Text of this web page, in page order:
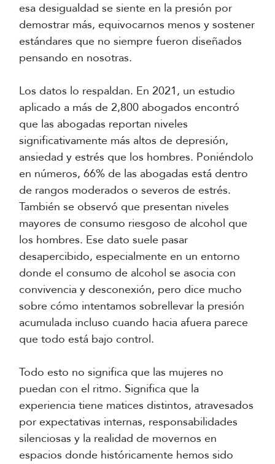
esa desigualdad se siente en la presión por
demostrar más, equivocarnos menos y sostener
estándares que no siempre fueron diseñados
pensando en nosotras.
Los datos lo respaldan. En 2021, un estudio
aplicado a más de 2,800 abogados encontró
que las abogadas reportan niveles
significativamente más altos de depresión,
ansiedad y estrés que los hombres. Poniéndolo
en números, 66% de las abogadas está dentro
de rangos moderados o severos de estrés.
También se observó que presentan niveles
mayores de consumo riesgoso de alcohol que
los hombres. Ese dato suele pasar
desapercibido, especialmente en un entorno
donde el consumo de alcohol se asocia con
convivencia y desconexión, pero dice mucho
sobre cómo intentamos sobrellevar la presión
acumulada incluso cuando hacia afuera parece
que todo está bajo control.
Todo esto no significa que las mujeres no
puedan con el ritmo. Significa que la
experiencia tiene matices distintos, atravesados
por expectativas internas, responsabilidades
silenciosas y la realidad de movernos en
espacios donde históricamente hemos sido